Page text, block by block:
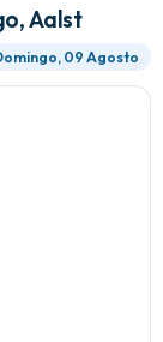
Aalst
09 Agosto